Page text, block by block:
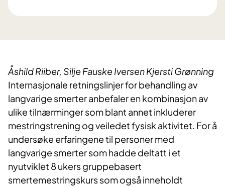
Åshild Riiber, Silje Fauske Iversen Kjersti Grønning
Internasjonale retningslinjer for behandling av
langvarige smerter anbefaler en kombinasjon av
ulike tilnærminger som blant annet inkluderer
mestringstrening og veiledet fysisk aktivitet. For å
undersøke erfaringene til personer med
langvarige smerter som hadde deltatt i et
nyutviklet 8 ukers gruppebasert
smertemestringskurs som også inneholdt